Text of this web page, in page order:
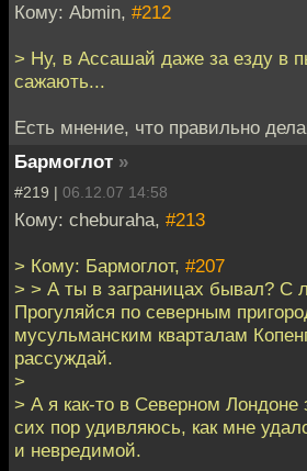
Кому: Abmin, #212
> Ну, в Ассашай даже за езду в
сажають...
Есть мнение, что правильно
Бармоглот »
#219 | 06.12.07 14:58
Кому: cheburaha, #213
> Кому: Бармоглот, #207
> > А ты в заграницах бывал?
Прогуляйся по северным
мусульманским кварталам
рассуждай.
>
> А я как-то в Северном Лондоне
сих пор удивляюсь, как мне
и невредимой.